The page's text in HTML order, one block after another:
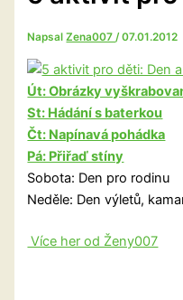
NapsalZena007/07.01.2012
Út: Obrázky
St: Hádání s baterkou
Čt: Napínavá pohádka
Pá: Přiřaď stíny
Sobota: Den pro rodinu
Neděle: Den výletů,
Více her od Ženy007